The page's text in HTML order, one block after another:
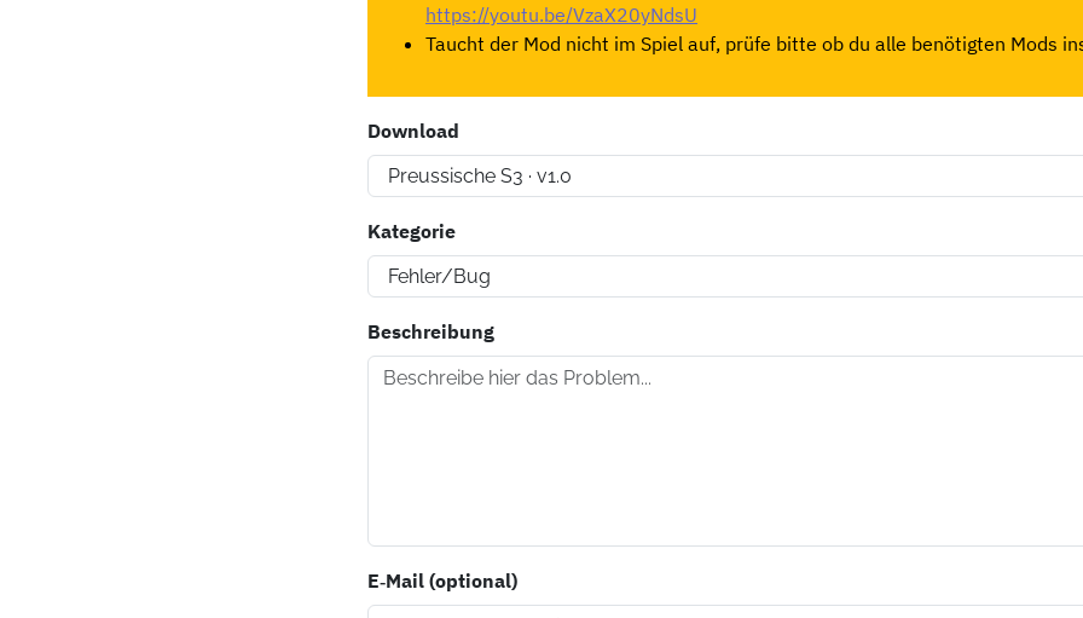
https://youtu.be/VzaX20yNdsU
Taucht der Mod nicht im Spiel auf, prüfe bitte ob du alle benötigten Mods
Download
Kategorie
Beschreibung
E‑Mail (optional)